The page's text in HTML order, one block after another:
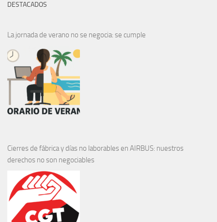
DESTACADOS
La jornada de verano no se negocia: se cumple
Cierres de fábrica y días no laborables en AIRBUS: nuestros
derechos no son negociables